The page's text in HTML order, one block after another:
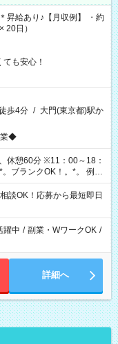
昇給あり♪【月収例】 ・約
20日）
も安心！
歩4分 / 大門(東京都)駅か
◆
休憩60分 ※11：00～18：
センター/受付/販売/カフェ
/化粧品販売/など 様々な
談OK！応募から最短即日
躍中 / 副業・WワークOK /
詳細へ